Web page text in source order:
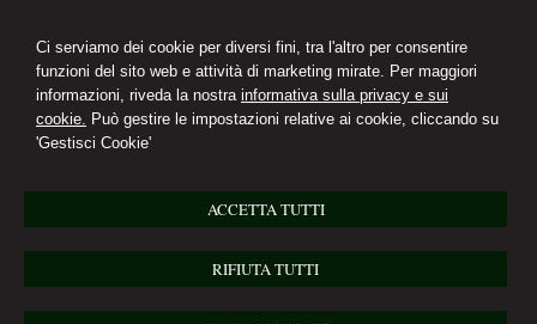
Ci serviamo dei cookie per diversi fini, tra l'altro per consentire
funzioni del sito web e attività di marketing mirate. Per maggiori
informazioni, riveda la nostra informativa sulla privacy e sui
cookie. Può gestire le impostazioni relative ai cookie, cliccando su
'Gestisci Cookie'
ACCETTA TUTTI
RIFIUTA TUTTI